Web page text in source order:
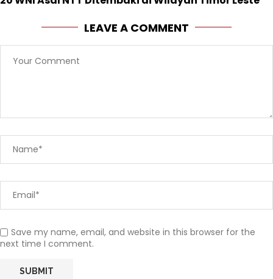
LEAVE A COMMENT
Save my name, email, and website in this browser for the
next time I comment.